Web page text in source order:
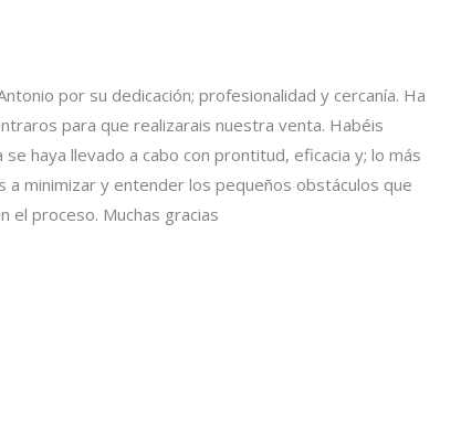
por su dedicación; profesionalidad y cercanía. Ha
para que realizarais nuestra venta. Habéis
haya llevado a cabo con prontitud, eficacia y; lo más
a minimizar y entender los pequeños obstáculos que
el proceso. Muchas gracias